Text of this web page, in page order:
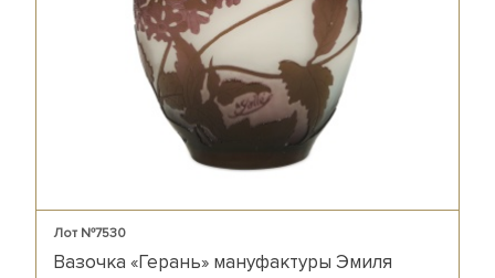
Лот №7530
Вазочка «Герань» мануфактуры Эмиля